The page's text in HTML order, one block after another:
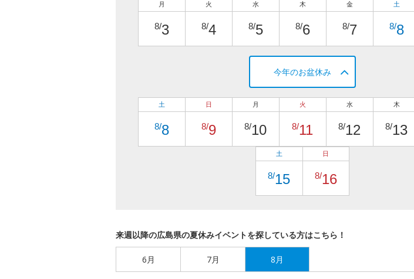
月
8/3
火
8/4
水
8/5
木
8/6
金
8/7
土
8/8
今年のお盆休み
土
8/8
日
8/9
月
8/10
火
8/11
水
8/12
木
8/13
土
8/15
日
8/16
来週以降の広島県の夏休みイベントを探している方はこちら！
6月 7月 8月